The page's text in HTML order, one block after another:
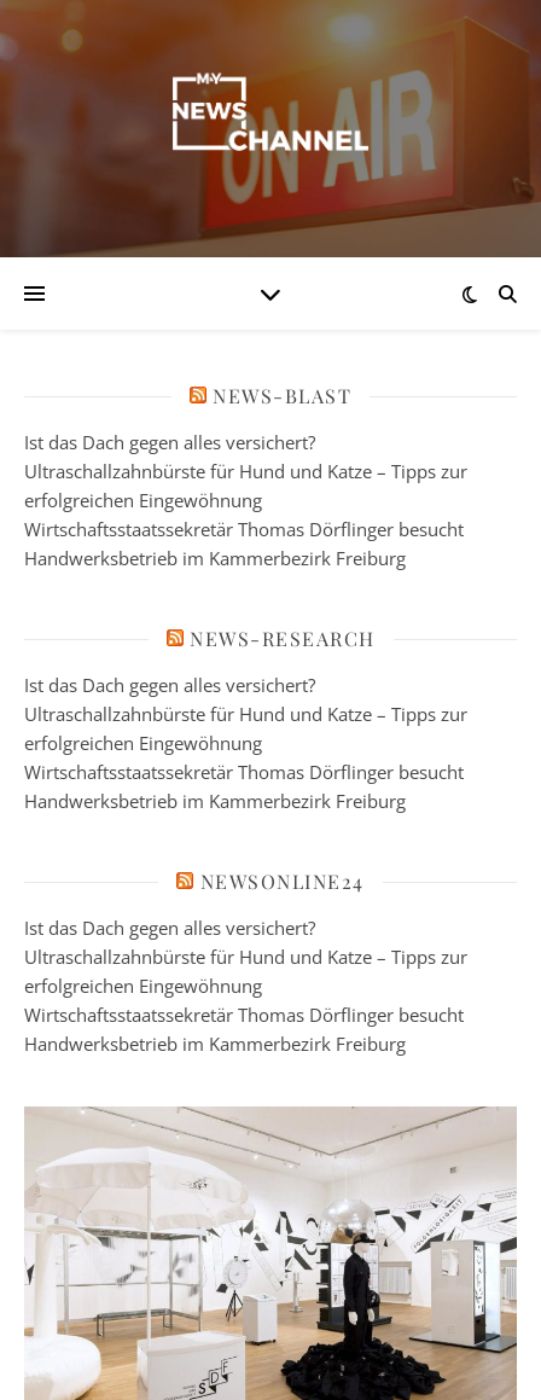
NEWS-BLAST
Ist das Dach gegen alles versichert?
Ultraschallzahnbürste für Hund und Katze – Tipps zur
erfolgreichen Eingewöhnung
Wirtschaftsstaatssekretär Thomas Dörflinger besucht
Handwerksbetrieb im Kammerbezirk Freiburg
NEWS-RESEARCH
Ist das Dach gegen alles versichert?
Ultraschallzahnbürste für Hund und Katze – Tipps zur
erfolgreichen Eingewöhnung
Wirtschaftsstaatssekretär Thomas Dörflinger besucht
Handwerksbetrieb im Kammerbezirk Freiburg
NEWSONLINE24
Ist das Dach gegen alles versichert?
Ultraschallzahnbürste für Hund und Katze – Tipps zur
erfolgreichen Eingewöhnung
Wirtschaftsstaatssekretär Thomas Dörflinger besucht
Handwerksbetrieb im Kammerbezirk Freiburg